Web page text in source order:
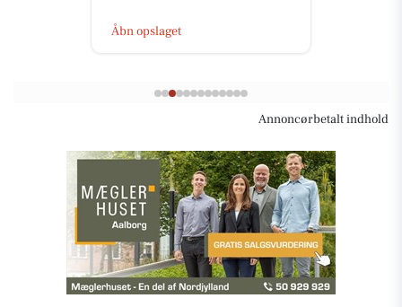
Åbn opslaget
Annoncørbetalt indhold